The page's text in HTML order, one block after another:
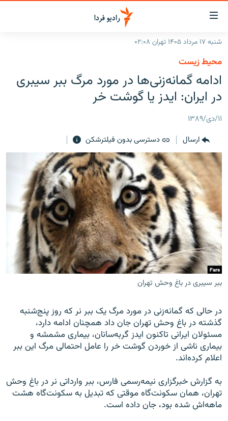
لینک‌های
قابلیت
دسترسی
بازگشت
اصلی
رفتن
به
صفحه
جستجو
ایران
جهان
برنامه‌های رادیویی
فرکانس‌ها
پادکست
چندرسانه‌ای
گزارش‌های تصویری
گزارش‌های ویدئویی
زنان فردا
English
به ما بپیوندید
زبان‌های دیگر
شنبه ۱۷ مرداد ۱۴۰۵ تهران ۰۲:۰۸
محیط زیست
ادامه گمانه‌زنی‌ها در مورد مرگ ببر سیبری
در ایران: ایدز یا گوشت خر
۱۱/دی/۱۳۸۹
ارسال
دسترسی بدون فیلترشکن
ببر سیبری در باغ وحش تهران
در حالی که گمانه‌زنی در مورد مرگ یک ببر نر که روز پنج‌شنبه
گذشته در باغ وحش تهران جان داد همچنان ادامه دارد،
مسئولان ایرانی تاکنون ایدز گربه‌سانان، بیماری مشمشه و
بيماری ناشی از خوردن گوشت خر را عامل احتمالی مرگ این ببر
اعلام کرده‌اند.
به گزارش خبرگزاری نیمه‌رسمی فارس، ببر وارداتی نر در باغ وحش
تهران، همان سكونت‌گاه موقتی كه تبديل به سكونت‌گاه هشت
ماهه‌اش شده بود، جان داده است.